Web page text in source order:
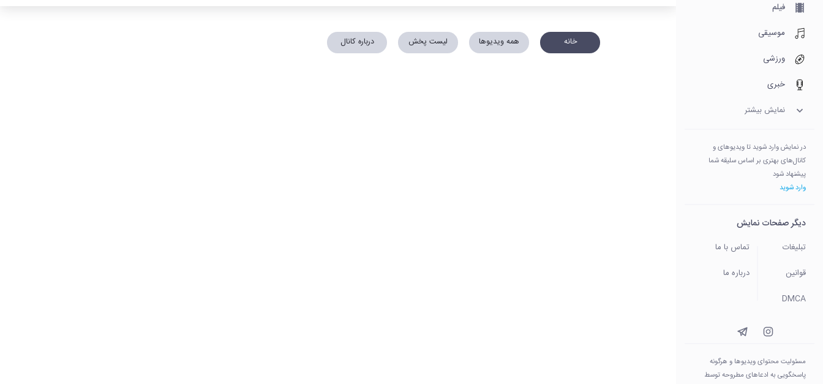
فیلم
موسیقی
ورزشی
خبری
نمایش بیشتر
در نمایش وارد شوید تا ویدیوهای و
کانال‌های بهتری بر اساس سلیقه شما
پیشنهاد شود
وارد شوید
دیگر صفحات نمایش
تبلیغات
تماس با ما
قوانین
درباره ما
DMCA
مسئولیت محتوای ویدیو‌ها و هرگونه
پاسخگویی به ادعاهای مطروحه توسط
خانه همه ویدیوها لیست پخش درباره کانال